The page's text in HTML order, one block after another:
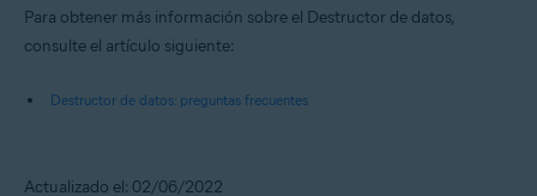
Para obtener más información sobre el Destructor de datos,
consulte el artículo siguiente:
Destructor de datos: preguntas frecuentes
Actualizado el: 02/06/2022